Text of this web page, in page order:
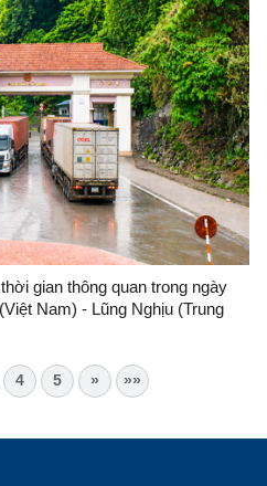
gian thông quan trong ngày
Nam) - Lũng Nghịu (Trung
4 5 » »»